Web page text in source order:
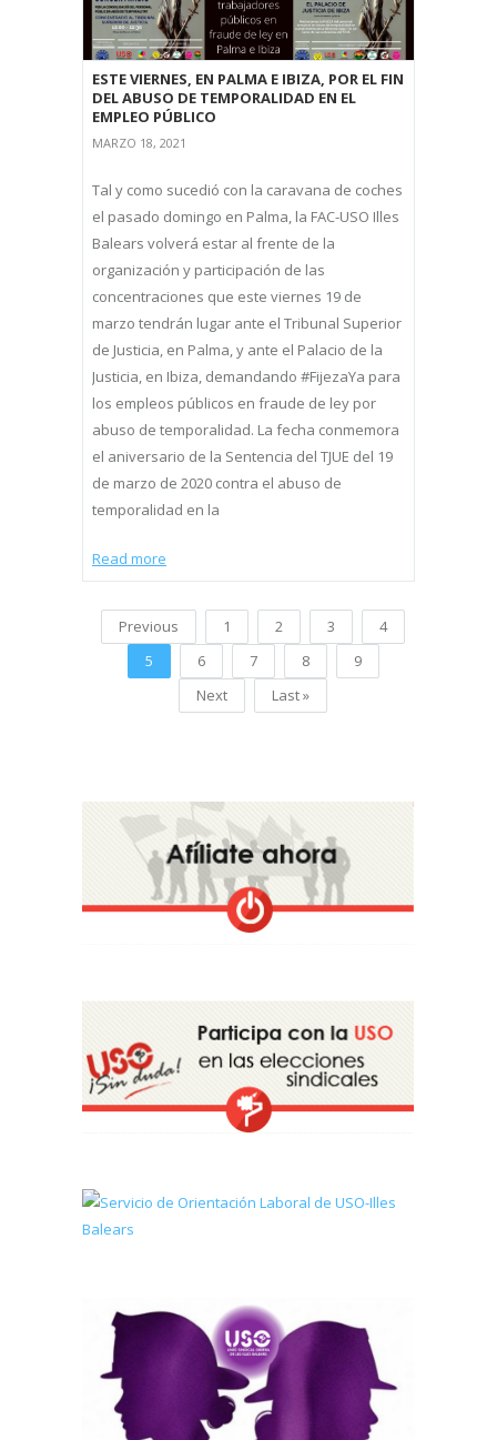
ESTE VIERNES, EN PALMA E IBIZA, POR EL FIN
DEL ABUSO DE TEMPORALIDAD EN EL
EMPLEO PÚBLICO
MARZO 18, 2021
Tal y como sucedió con la caravana de coches
el pasado domingo en Palma, la FAC-USO Illes
Balears volverá estar al frente de la
organización y participación de las
concentraciones que este viernes 19 de
marzo tendrán lugar ante el Tribunal Superior
de Justicia, en Palma, y ante el Palacio de la
Justicia, en Ibiza, demandando #FijezaYa para
los empleos públicos en fraude de ley por
abuso de temporalidad. La fecha conmemora
el aniversario de la Sentencia del TJUE del 19
de marzo de 2020 contra el abuso de
temporalidad en la
Read more
Previous 1 2 3
4
5
6 7 8
9
Next
Last »